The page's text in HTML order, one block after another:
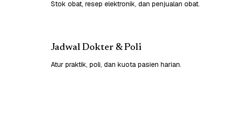
Stok obat, resep elektronik, dan penjualan obat.
Jadwal Dokter & Poli
Atur praktik, poli, dan kuota pasien harian.